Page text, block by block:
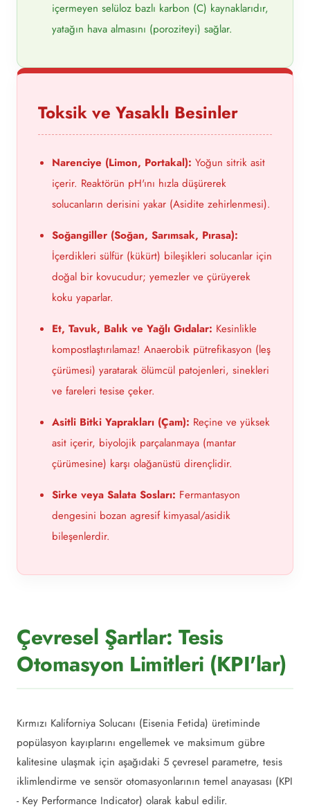
içermeyen selüloz bazlı karbon (C) kaynaklarıdır,
yatağın hava almasını (poroziteyi) sağlar.
Toksik ve Yasaklı Besinler
Narenciye (Limon, Portakal): Yoğun sitrik asit
içerir. Reaktörün pH'ını hızla düşürerek
solucanların derisini yakar (Asidite zehirlenmesi).
Soğangiller (Soğan, Sarımsak, Pırasa):
İçerdikleri sülfür (kükürt) bileşikleri solucanlar için
doğal bir kovucudur; yemezler ve çürüyerek
koku yaparlar.
Et, Tavuk, Balık ve Yağlı Gıdalar: Kesinlikle
kompostlaştırılamaz! Anaerobik pütrefikasyon (leş
çürümesi) yaratarak ölümcül patojenleri, sinekleri
ve fareleri tesise çeker.
Asitli Bitki Yaprakları (Çam): Reçine ve yüksek
asit içerir, biyolojik parçalanmaya (mantar
çürümesine) karşı olağanüstü dirençlidir.
Sirke veya Salata Sosları: Fermantasyon
dengesini bozan agresif kimyasal/asidik
bileşenlerdir.
Çevresel Şartlar: Tesis
Otomasyon Limitleri (KPI'lar)
Kırmızı Kaliforniya Solucanı (Eisenia Fetida) üretiminde
popülasyon kayıplarını engellemek ve maksimum gübre
kalitesine ulaşmak için aşağıdaki 5 çevresel parametre, tesis
iklimlendirme ve sensör otomasyonlarının temel anayasası (KPI
- Key Performance Indicator) olarak kabul edilir.